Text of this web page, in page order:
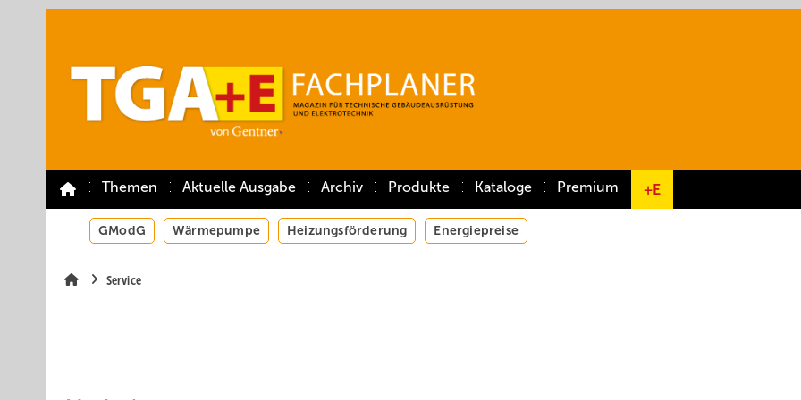
Themen Aktuelle Ausgabe Archiv Produkte Kataloge Premium +E
GModG Wärmepumpe Heizungsförderung Energiepreise
Service